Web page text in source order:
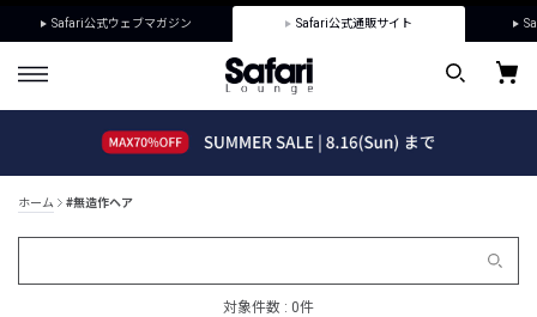
Safari公式ウェブマガジン Safari公式通販サイト
ホーム #無造作ヘア
対象件数 : 0件